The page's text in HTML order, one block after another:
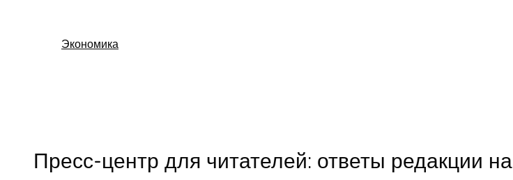
Экономика
Пресс-центр для читателей: ответы редакции на